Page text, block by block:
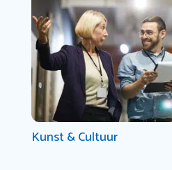
Kunst & Cultuur